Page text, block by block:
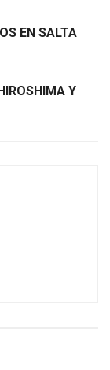
EN SALTA
Y